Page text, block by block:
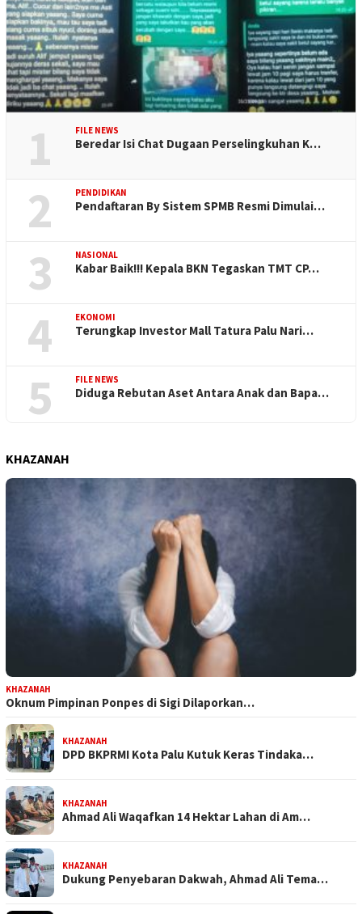
1 FILE NEWS
Beredar Isi Chat Dugaan Perselingkuhan K…
2 PENDIDIKAN
Pendaftaran By Sistem SPMB Resmi Dimulai…
3 NASIONAL
Kabar Baik!!! Kepala BKN Tegaskan TMT CP…
4 EKONOMI
Terungkap Investor Mall Tatura Palu Nari…
5 FILE NEWS
Diduga Rebutan Aset Antara Anak dan Bapa…
KHAZANAH
KHAZANAH
Oknum Pimpinan Ponpes di Sigi Dilaporkan…
KHAZANAH
DPD BKPRMI Kota Palu Kutuk Keras Tindaka…
KHAZANAH
Ahmad Ali Waqafkan 14 Hektar Lahan di Am…
KHAZANAH
Dukung Penyebaran Dakwah, Ahmad Ali Tema…